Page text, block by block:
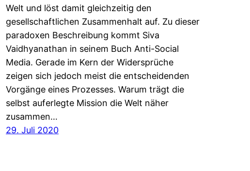
Welt und löst damit gleichzeitig den
gesellschaftlichen Zusammenhalt auf. Zu dieser
paradoxen Beschreibung kommt Siva
Vaidhyanathan in seinem Buch Anti-Social
Media. Gerade im Kern der Widersprüche
zeigen sich jedoch meist die entscheidenden
Vorgänge eines Prozesses. Warum trägt die
selbst auferlegte Mission die Welt näher
zusammen…
29. Juli 2020